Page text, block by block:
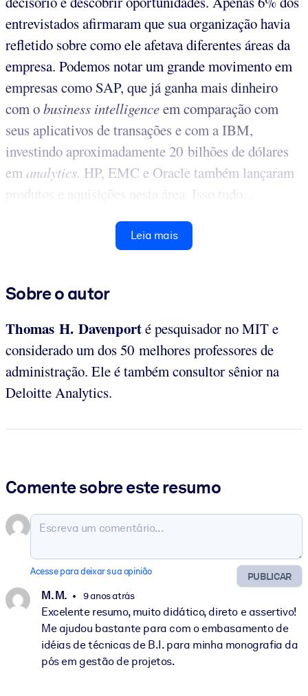
entrevistados afirmaram que sua organização havia
refletido sobre como ele afetava diferentes áreas da
empresa. Podemos notar um grande movimento em
empresas como SAP, que já ganha mais dinheiro
com obusiness intelligenceem comparação com
seus aplicativos de transações e com a IBM,
investindo aproximadamente 20 bilhões de dólares
em analytics. HP, EMC e Oracle também lançaram
produtos e aquisições nesta área. Isso tudo...
Leia mais
Sobre o autor
Thomas H. Davenporté pesquisador no MIT e
considerado um dos 50 melhores professores de
administração. Ele é também consultor sênior na
Deloitte Analytics.
Comente sobre este resumo
PUBLICAR
Acesse para deixar sua opinião
M. M. 9 anos atrás
Excelente resumo, muito didático, direto e assertivo!
Me ajudou bastante para com o embasamento de
idéias de técnicas de B.I. para minha monografia da
pós em gestão de projetos.